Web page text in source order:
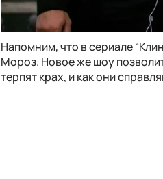
Напомним, что в сериале
Мороз. Новое же шоу
терпят крах, и как они